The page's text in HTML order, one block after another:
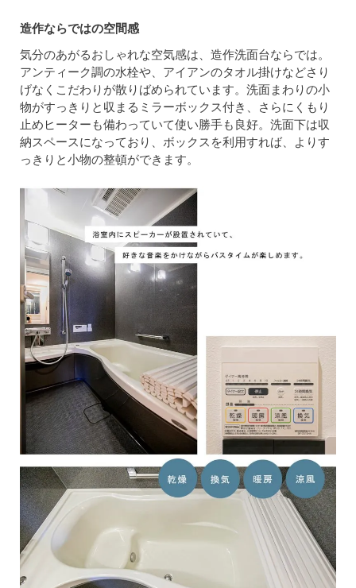
造作ならではの空間感
気分のあがるおしゃれな空気感は、造作洗面台ならでは。
アンティーク調の水栓や、アイアンのタオル掛けなどさり
げなくこだわりが散りばめられています。洗面まわりの小
物がすっきりと収まるミラーボックス付き、さらにくもり
止めヒーターも備わっていて使い勝手も良好。洗面下は収
納スペースになっており、ボックスを利用すれば、よりす
っきりと小物の整頓ができます。